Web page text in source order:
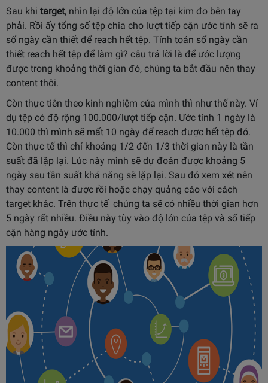
Sau khi target, nhìn lại độ lớn của tệp tại kim đo bên tay
phải. Rồi ấy tổng số tệp chia cho lượt tiếp cận ước tính sẽ ra
số ngày cần thiết để reach hết tệp. Tính toán số ngày cần
thiết reach hết tệp để làm gì? câu trả lời là để ước lượng
được trong khoảng thời gian đó, chúng ta bắt đầu nên thay
content thôi.
Còn thực tiễn theo kinh nghiệm của mình thì như thế này. Ví
dụ tệp có độ rộng 100.000/lượt tiếp cận. Ước tính 1 ngày là
10.000 thì mình sẽ mất 10 ngày để reach được hết tệp đó.
Còn thực tế thì chỉ khoảng 1/2 đến 1/3 thời gian này là tần
suất đã lặp lại. Lúc này mình sẽ dự đoán được khoảng 5
ngày sau tần suất khả năng sẽ lặp lại. Sau đó xem xét nên
thay content là được rồi hoặc chạy quảng cáo với cách
target khác. Trên thực tế chúng ta sẽ có nhiều thời gian hơn
5 ngày rất nhiều. Điều này tùy vào độ lớn của tệp và số tiếp
cận hàng ngày ước tính.